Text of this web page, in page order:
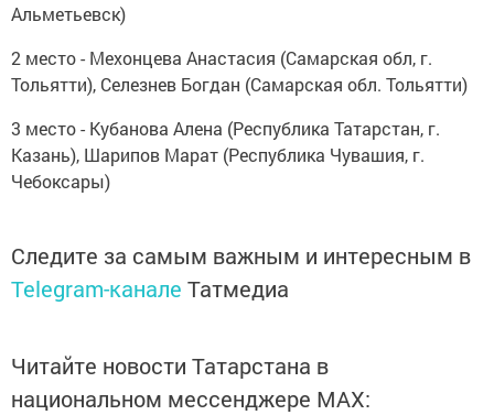
Альметьевск)
2 место - Мехонцева Анастасия (Самарская обл, г.
Тольятти), Селезнев Богдан (Самарская обл. Тольятти)
3 место - Кубанова Алена (Республика Татарстан, г.
Казань), Шарипов Марат (Республика Чувашия, г.
Чебоксары)
Следите за самым важным и интересным в
Telegram-канале Татмедиа
Читайте новости Татарстана в
национальном мессенджере MАХ: